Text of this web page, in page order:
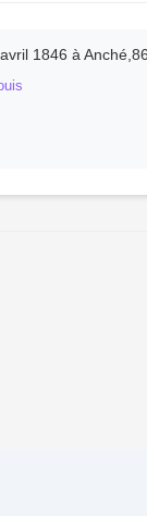
avril 1846 à